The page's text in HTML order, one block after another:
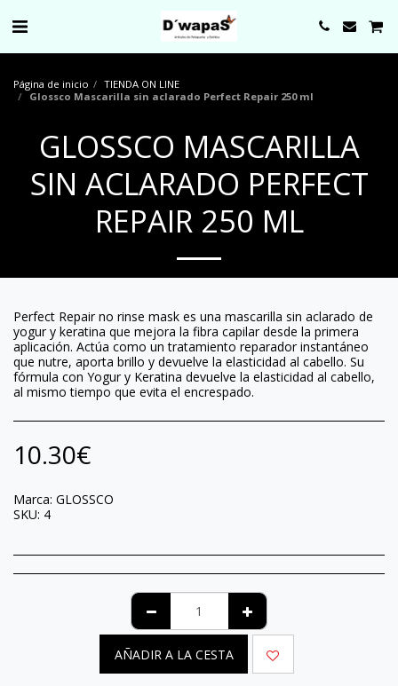
Página de inicio
TIENDA ON LINE
Glossco Mascarilla sin aclarado Perfect Repair 250 ml
GLOSSCO MASCARILLA
SIN ACLARADO PERFECT
REPAIR 250 ML
Perfect Repair no rinse mask es una mascarilla sin aclarado de
yogur y keratina que mejora la fibra capilar desde la primera
aplicación. Actúa como un tratamiento reparador instantáneo
que nutre, aporta brillo y devuelve la elasticidad al cabello. Su
fórmula con Yogur y Keratina devuelve la elasticidad al cabello,
al mismo tiempo que evita el encrespado.
10.30€
Marca: GLOSSCO
SKU: 4
AÑADIR A LA CESTA